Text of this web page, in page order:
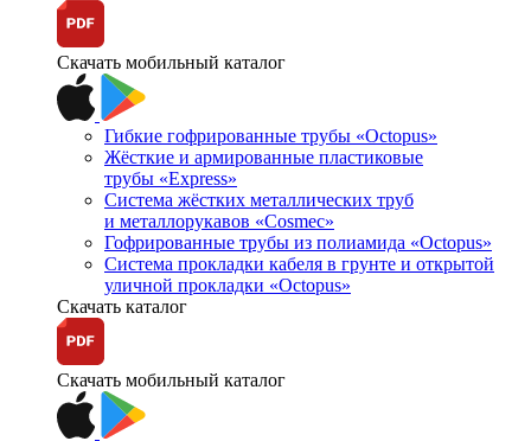
Скачать мобильный каталог
Гибкие гофрированные трубы «Octopus»
Жёсткие и армированные пластиковые
трубы «Express»
Система жёстких металлических труб
и металлорукавов «Cosmec»
Гофрированные трубы из полиамида «Octopus»
Система прокладки кабеля в грунте и открытой
уличной прокладки «Octopus»
Скачать каталог
Скачать мобильный каталог